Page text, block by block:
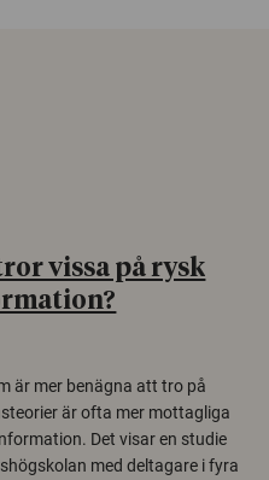
vissa på rysk
är mer benägna att tro på
är ofta mer mottagliga
Det visar en studie
med deltagare i fyra